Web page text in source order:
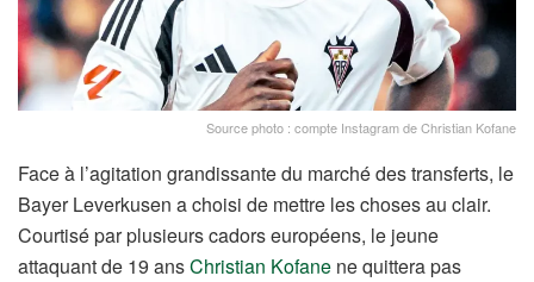
Source photo : compte Instagram de Christian Kofane
Face à l’agitation grandissante du marché des transferts, le
Bayer Leverkusen a choisi de mettre les choses au clair.
Courtisé par plusieurs cadors européens, le jeune
attaquant de 19 ansChristian Kofane ne quittera pas